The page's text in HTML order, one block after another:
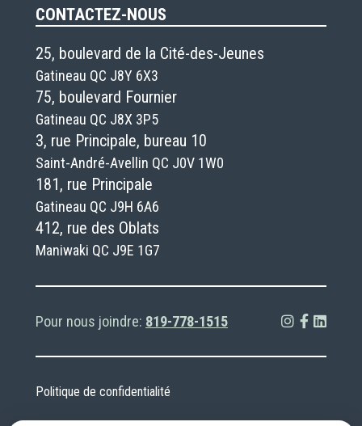
CONTACTEZ-NOUS
25, boulevard de la Cité-des-Jeunes
Gatineau QC J8Y 6X3
75, boulevard Fournier
Gatineau QC J8X 3P5
3, rue Principale, bureau 10
Saint-André-Avellin QC J0V 1W0
181, rue Principale
Gatineau QC J9H 6A6
412, rue des Oblats
Maniwaki QC J9E 1G7
Pour nous joindre: 819-778-1515
Politique de confidentialité